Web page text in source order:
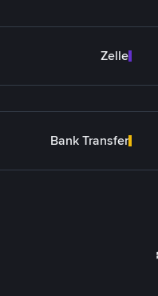
Zelle
Bank Transfer